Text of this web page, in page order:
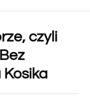
czyli
Kosika